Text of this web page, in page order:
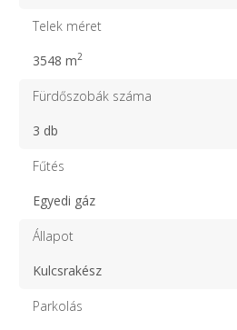
Telek méret
3548 m2
Fürdőszobák száma
3 db
Fűtés
Egyedi gáz
Állapot
Kulcsrakész
Parkolás